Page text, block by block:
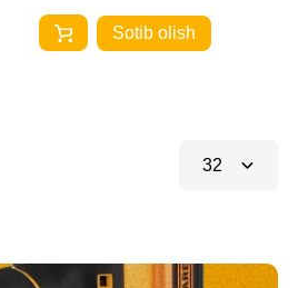
Sotib olish
32